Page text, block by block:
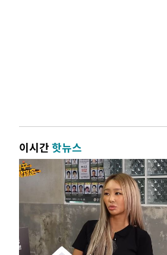
이시간핫뉴스